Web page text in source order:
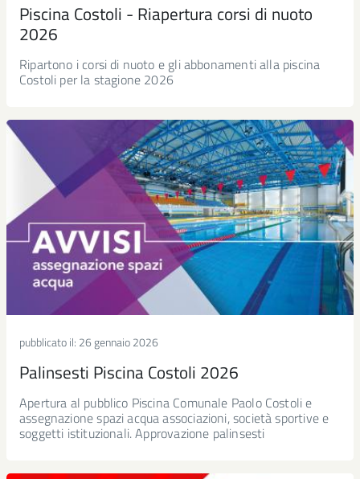
Piscina Costoli - Riapertura corsi di nuoto
2026
Ripartono i corsi di nuoto e gli abbonamenti alla piscina
Costoli per la stagione 2026
pubblicato il: 26 gennaio 2026
Palinsesti Piscina Costoli 2026
Apertura al pubblico Piscina Comunale Paolo Costoli e
assegnazione spazi acqua associazioni, società sportive e
soggetti istituzionali. Approvazione palinsesti